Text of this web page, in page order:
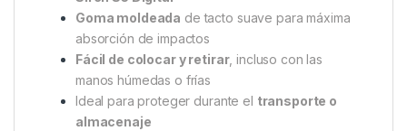
Goma moldeada de tacto suave para máxima
absorción de impactos
Fácil de colocar y retirar, incluso con las
manos húmedas o frías
Ideal para proteger durante el transporte o
almacenaje